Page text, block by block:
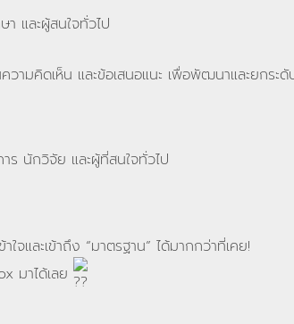
และผู้สนใจทั่วไป
วามคิดเห็น และข้อเสนอแนะ เพื่อพัฒนาและยก
ร นักวิจัย และผู้ที่สนใจทั่วไป
และเข้าถึง “มาตรฐาน” ได้มากกว่าที่เคย!
มาได้เลย